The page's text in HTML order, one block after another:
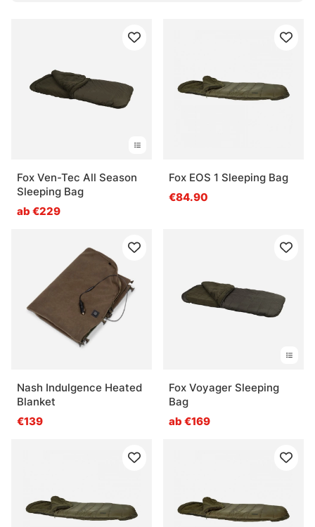
Was ist ein Kissen für unterwegs?
Welcher Schlafsack passt für Sommernächte?
Fox Ven-Tec All Season
Sleeping Bag
ab €229
Fox EOS 1 Sleeping Bag
€84.90
Nash Indulgence Heated
Blanket
€139
Fox Voyager Sleeping
Bag
ab €169